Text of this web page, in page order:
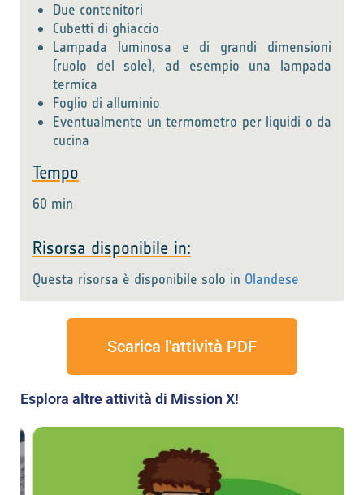
Due contenitori
Cubetti di ghiaccio
Lampada luminosa e di grandi dimensioni
(ruolo del sole), ad esempio una lampada
termica
Foglio di alluminio
Eventualmente un termometro per liquidi o da
cucina
Tempo
60 min
Risorsa disponibile in:
Questa risorsa è disponibile solo in Olandese
Scarica l'attività PDF
Esplora altre attività di Mission X!